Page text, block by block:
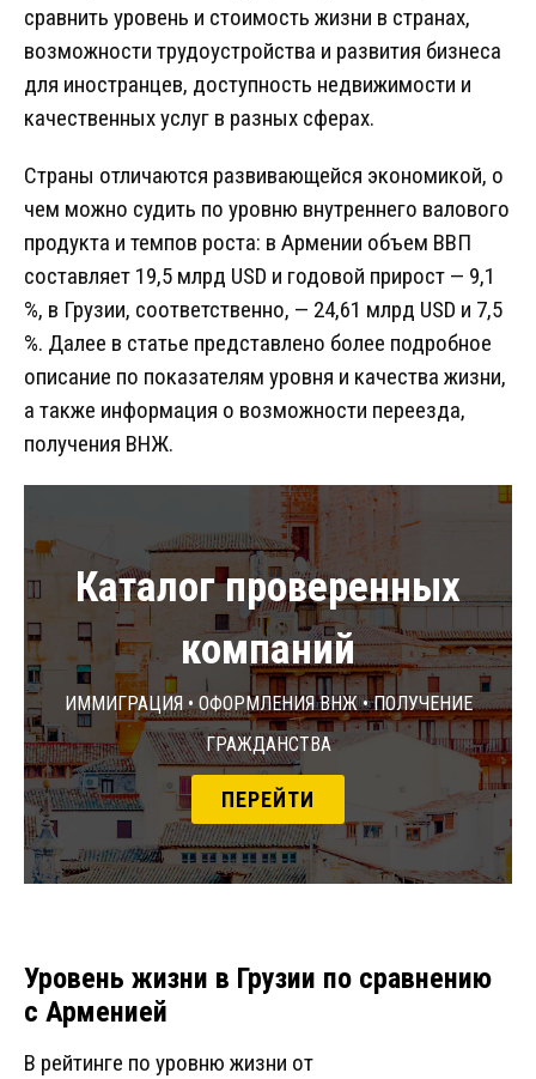
сравнить уровень и стоимость жизни в странах,
возможности трудоустройства и развития бизнеса
для иностранцев, доступность недвижимости и
качественных услуг в разных сферах.
Страны отличаются развивающейся экономикой, о
чем можно судить по уровню внутреннего валового
продукта и темпов роста: в Армении объем ВВП
составляет 19,5 млрд USD и годовой прирост — 9,1
%, в Грузии, соответственно, — 24,61 млрд USD и 7,5
%. Далее в статье представлено более подробное
описание по показателям уровня и качества жизни,
а также информация о возможности переезда,
получения ВНЖ.
Каталог проверенных
компаний
Иммиграция • Оформления ВНЖ • Получение
гражданства
ПЕРЕЙТИ
Уровень жизни в Грузии по сравнению
с Арменией
В рейтинге по уровню жизни от